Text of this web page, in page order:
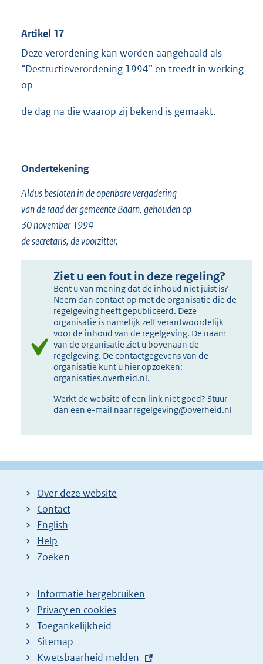
Artikel 17
Deze verordening kan worden aangehaald als
“Destructieverordening 1994” en treedt in werking
op
de dag na die waarop zij bekend is gemaakt.
Ondertekening
Aldus besloten in de openbare vergadering
van de raad der gemeente Baarn, gehouden op
30 november 1994
de secretaris, de voorzitter,
Ziet u een fout in deze regeling?
Bent u van mening dat de inhoud niet juist is?
Neem dan contact op met de organisatie die de
regelgeving heeft gepubliceerd. Deze
organisatie is namelijk zelf verantwoordelijk
voor de inhoud van de regelgeving. De naam
van de organisatie ziet u bovenaan de
regelgeving. De contactgegevens van de
organisatie kunt u hier opzoeken:
organisaties.overheid.nl.
Werkt de website of een link niet goed? Stuur
dan een e-mail naar regelgeving@overheid.nl
Over deze website
Contact
English
Help
Zoeken
Informatie hergebruiken
Privacy en cookies
Toegankelijkheid
Sitemap
E
Kwetsbaarheid melden